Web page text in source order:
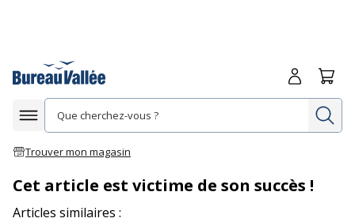
Afficher la navigation
Trouver mon magasin
Me
Cet article est victime de son succès !
Articles similaires :